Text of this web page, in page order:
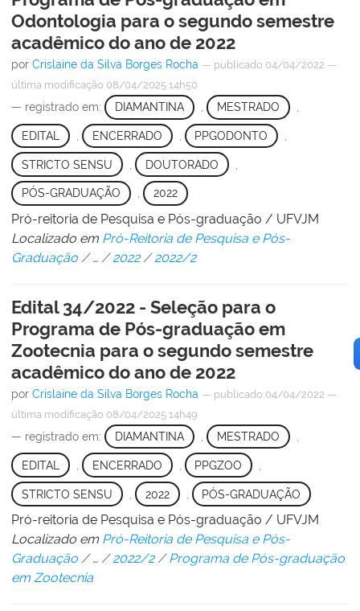
Odontologia para o segundo semestre
acadêmico do ano de 2022
por Crislaine da Silva Borges Rocha — publicado 04/04/2022 —
última modificação 08/04/2025 14h50
— registrado em: DIAMANTINA , MESTRADO ,
EDITAL ENCERRADO PPGODONTO
STRICTO SENSU DOUTORADO
PÓS-GRADUAÇÃO , 2022
Pró-reitoria de Pesquisa e Pós-graduação / UFVJM
Localizado em Pró-Reitoria de Pesquisa e Pós-
Graduação /… /2022 /2022/2
Edital 34/2022 - Seleção para o
Programa de Pós-graduação em
Zootecnia para o segundo semestre
acadêmico do ano de 2022
por Crislaine da Silva Borges Rocha — publicado 04/04/2022 —
última modificação 08/04/2025 14h49
— registrado em: DIAMANTINA MESTRADO
EDITAL ENCERRADO PPGZOO
STRICTO SENSU 2022 PÓS-GRADUAÇÃO
Pró-reitoria de Pesquisa e Pós-graduação / UFVJM
Localizado em Pró-Reitoria de Pesquisa e Pós-
Graduação /… /2022/2 /Programa de Pós-graduação
em Zootecnia